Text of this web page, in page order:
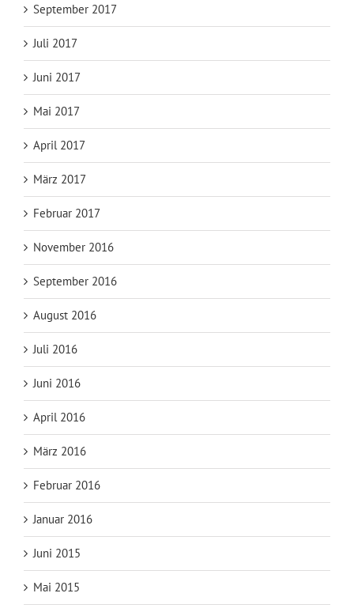
September 2017
Juli 2017
Juni 2017
Mai 2017
April 2017
März 2017
Februar 2017
November 2016
September 2016
August 2016
Juli 2016
Juni 2016
April 2016
März 2016
Februar 2016
Januar 2016
Juni 2015
Mai 2015